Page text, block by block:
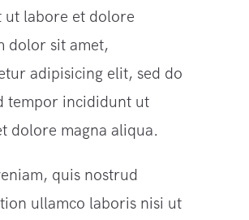
ut labore et dolore
dolor sit amet,
adipisicing elit, sed do
tempor incididunt ut
dolore magna aliqua.
quis nostrud
ullamco laboris nisi ut